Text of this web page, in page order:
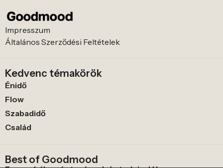
Impresszum
Általános Szerződési Feltételek
Kedvenc témakörök
Énidő
Flow
Szabadidő
Család
Best of Goodmood